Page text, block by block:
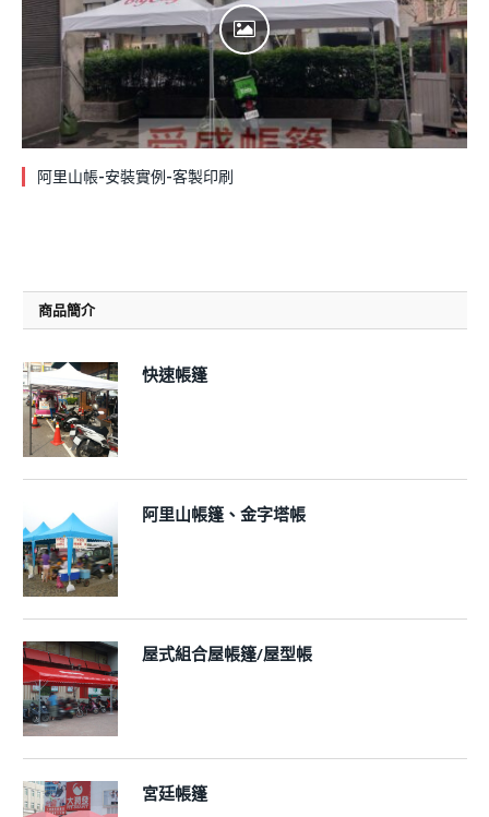
阿里山帳-安裝實例-客製印刷
商品簡介
快速帳篷
阿里山帳篷、金字塔帳
屋式組合屋帳篷/屋型帳
宮廷帳篷